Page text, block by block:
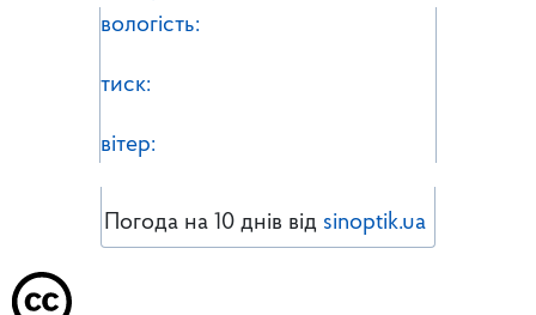
вологість:
тиск:
вітер:
Погода на 10 днів від sinoptik.ua